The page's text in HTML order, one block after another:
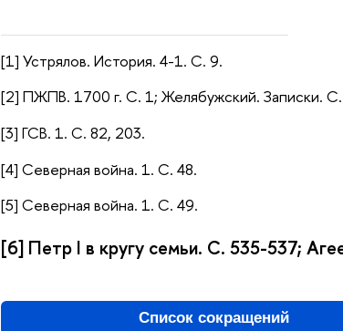
[1] Устрялов. История. 4-1. С. 9.
[2] ПЖПВ. 1700 г. С. 1; Желябужский. Записки.
[3] ГСВ. 1. С. 82, 203.
[4] Северная война. 1. С. 48.
[5] Северная война. 1. С. 49.
[6] Петр I в кругу семьи. С. 535-537;
Список сокращений